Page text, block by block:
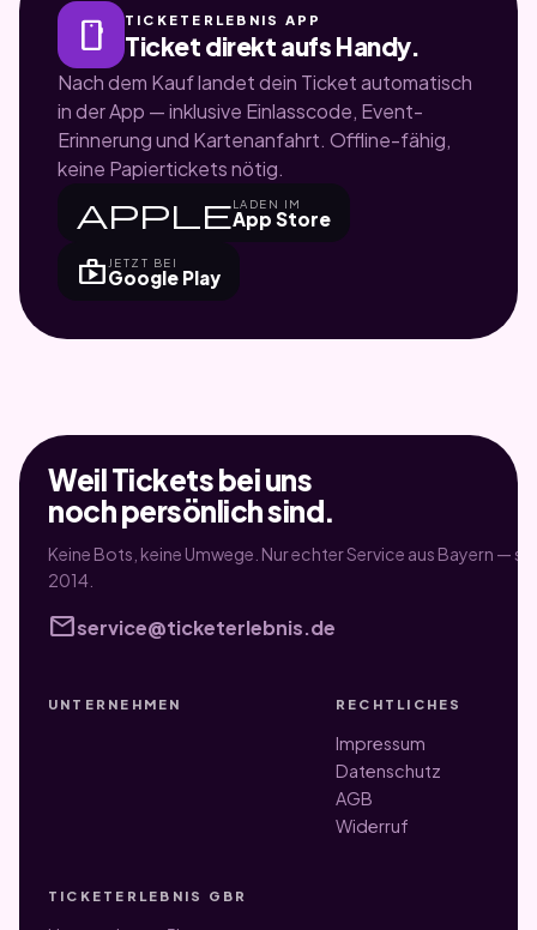
smartphone TICKETERLEBNIS APP
Ticket direkt aufs Handy.
Nach dem Kauf landet dein Ticket automatisch
in der App — inklusive Einlasscode, Event-
Erinnerung und Kartenanfahrt. Offline-fähig,
keine Papiertickets nötig.
appleLADEN IM
App Store
shop JETZT BEI
Google Play
Weil Tickets bei uns
noch persönlich sind.
Keine Bots, keine Umwege. Nur echter Service aus Bayern —
2014.
mailservice@ticketerlebnis.de
UNTERNEHMEN RECHTLICHES
Impressum
Datenschutz
AGB
Widerruf
TICKETERLEBNIS GBR